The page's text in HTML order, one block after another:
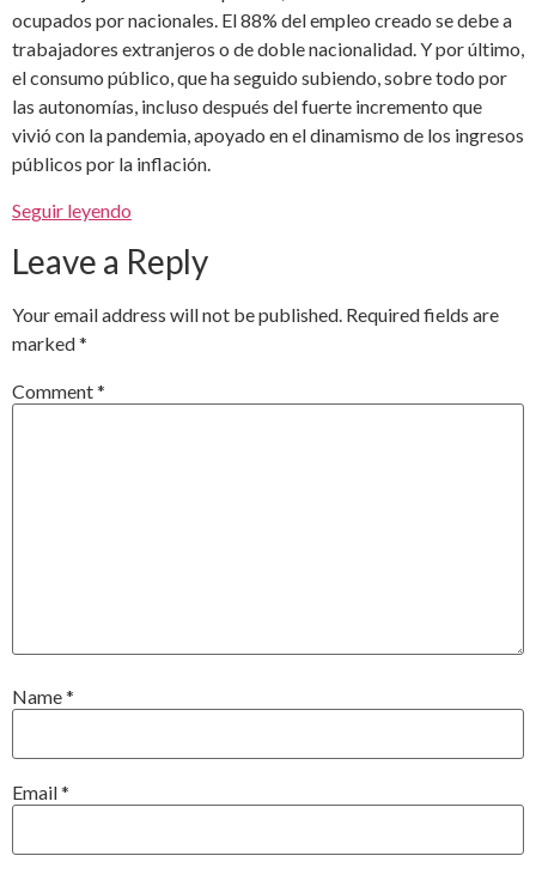
ocupados por nacionales. El 88% del empleo creado se debe a
trabajadores extranjeros o de doble nacionalidad. Y por último,
el consumo público, que ha seguido subiendo, sobre todo por
las autonomías, incluso después del fuerte incremento que
vivió con la pandemia, apoyado en el dinamismo de los ingresos
públicos por la inflación.
Seguir leyendo
Leave a Reply
Your email address will not be published. Required fields are
marked*
Comment*
Name*
Email*